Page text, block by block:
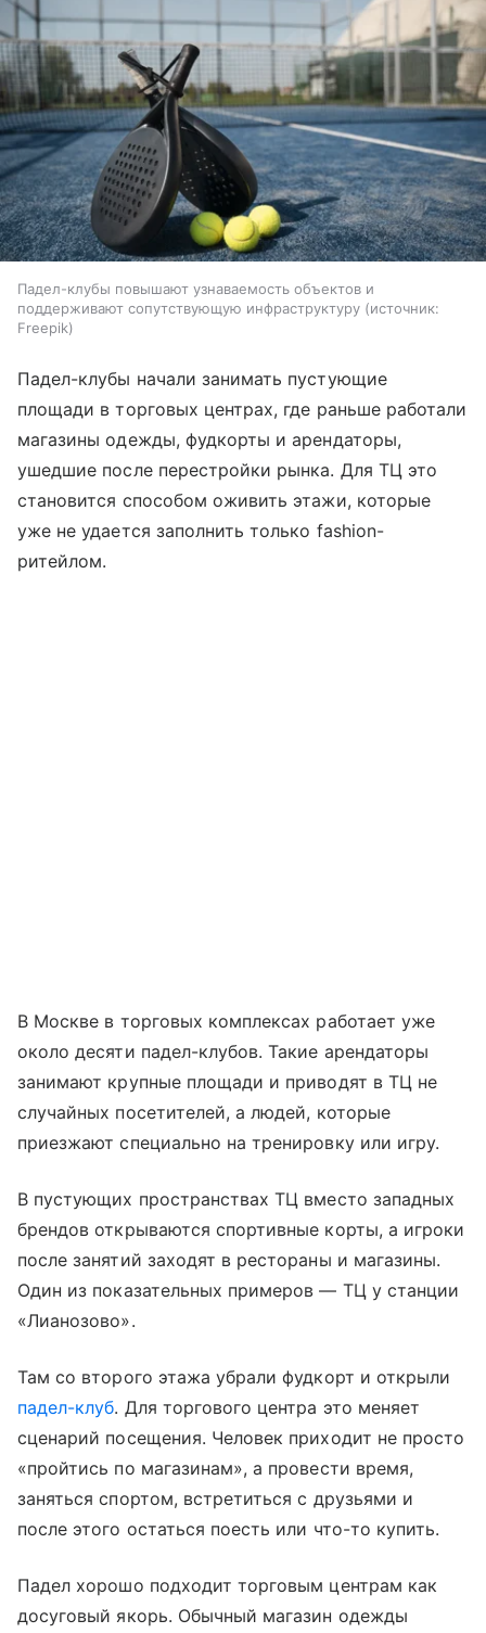
Падел-клубы повышают узнаваемость объектов и
поддерживают сопутствующую инфраструктуру
источник:
Freepik
Падел-клубы начали занимать пустующие
площади в торговых центрах, где раньше работали
магазины одежды, фудкорты и арендаторы,
ушедшие после перестройки рынка. Для ТЦ это
становится способом оживить этажи, которые
уже не удается заполнить только fashion-
ритейлом.
В Москве в торговых комплексах работает уже
около десяти падел-клубов. Такие арендаторы
занимают крупные площади и приводят в ТЦ не
случайных посетителей, а людей, которые
приезжают специально на тренировку или игру.
В пустующих пространствах ТЦ вместо западных
брендов открываются спортивные корты, а игроки
после занятий заходят в рестораны и магазины.
Один из показательных примеров — ТЦ у станции
«Лианозово».
Там со второго этажа убрали фудкорт и открыли
падел-клуб. Для торгового центра это меняет
сценарий посещения. Человек приходит не просто
«пройтись по магазинам», а провести время,
заняться спортом, встретиться с друзьями и
после этого остаться поесть или что-то купить.
Падел хорошо подходит торговым центрам как
досуговый якорь. Обычный магазин одежды